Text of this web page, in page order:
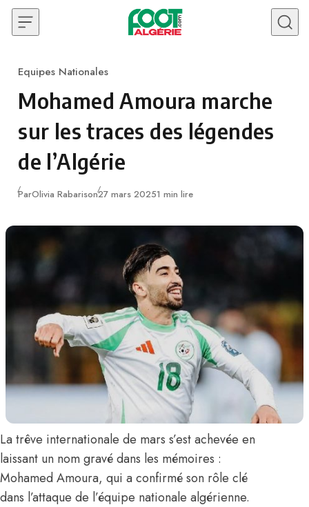
Skip to content
Category
Equipes Nationales
Mohamed Amoura marche
sur les traces des légendes
de l’Algérie
ParOlivia RabarisonPublié
27 mars 20251 min lire
La trêve internationale de mars s’est achevée en
laissant un nom gravé dans les mémoires :
Mohamed Amoura, qui a confirmé son rôle clé
dans l’attaque de l’équipe nationale algérienne.